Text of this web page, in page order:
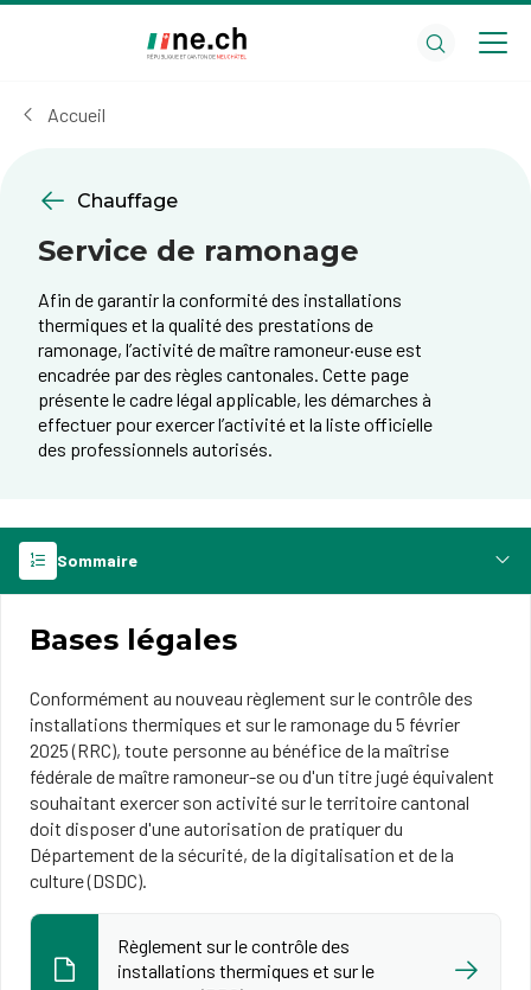
cookies
Accueil
Chauffage
Service de ramonage
Afin de garantir la conformité des installations
thermiques et la qualité des prestations de
ramonage, l’activité de maître ramoneur·euse est
encadrée par des règles cantonales. Cette page
présente le cadre légal applicable, les démarches à
effectuer pour exercer l’activité et la liste officielle
des professionnels autorisés.
Sommaire
Bases légales
Conformément au nouveau règlement sur le contrôle des
installations thermiques et sur le ramonage du 5 février
2025 (RRC), toute personne au bénéfice de la maîtrise
fédérale de maître ramoneur-se ou d'un titre jugé équivalent
souhaitant exercer son activité sur le territoire cantonal
doit disposer d'une autorisation de pratiquer du
Département de la sécurité, de la digitalisation et de la
culture (DSDC).
Règlement sur le contrôle des
installations thermiques et sur le